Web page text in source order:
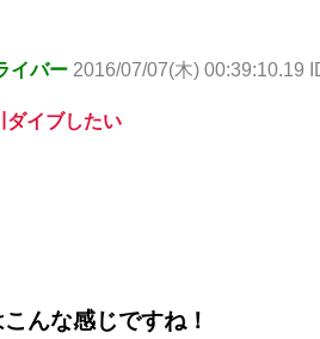
イバー 2016/07/07(木) 00:39:10.19
ダイブしたい
んな感じですね！